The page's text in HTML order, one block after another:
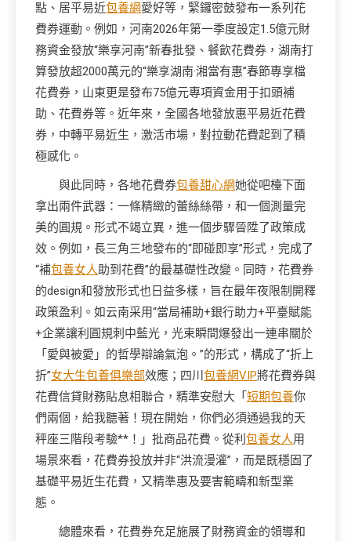
點、居平易近包養網愛好等，緊鑼密鼓發布一系列花
費券運動。例如，河南2026年第一季度設定1.5億元財
務資金發放“樂享河南”新春批發、餐飲花費券，湖南打
算發放超2000萬元的“樂享湖南·湘當有惠”春節專享檔
花費券，山東更是發布75億元專項資金用于扣頭補
助、花費券等。近年來，全國各地發放惠平易近花費
券，中轉平易近生，激活市場，對拉動花費起到了積
極感化。
與此同時，各地花費券包養甜心網她從吧檯下面
拿出兩件武器：一條精緻的蕾絲絲帶，和一個測量完
美的圓規。形式不竭立異，進一個步驟晉陞了政策成
效。例如，長三角三地發布的“即碰即享”形式，完成了
“補包養女人助到花費”的最基礎性改變。同時，花費券
的design和發放形式也日益多樣，旨在最年夜限制開釋
政策盈利。如云南采用“當局補助+銀行助力+平臺賦能
+企業讓利圓規刺中藍光，光束瞬間爆發出一連串關於
「愛與被愛」的哲學辯論氣泡。”的形式，構成了“折上
折”女大生包養俱樂部效應；四川 包養網VIP將花費券與
花費信貸財務貼息相聯合，精準安慰大「 短期包養你
們兩個，給我聽著！現在開始，你們必須通過我的天
秤座三階段考驗**！」批商品花費。從利 包養女人用
場景來看，花費券投放并非“洪流漫灌”，而是既穩固了
基礎平易近生花費，又精準惠及要害範疇和新型業
態。
總體來看，花費券充足施展了財務資金的領導和